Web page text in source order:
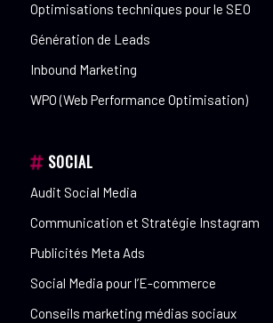
Optimisations techniques pour le SEO
Génération de Leads
Inbound Marketing
WPO (Web Performance Optimisation)
SOCIAL
Audit Social Media
Communication et Stratégie Instagram
Publicités Meta Ads
Social Media pour l’E-commerce
Conseils marketing médias sociaux